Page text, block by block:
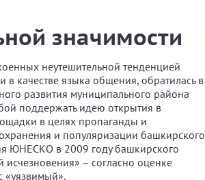
значимости
неутешительной тенденцией
качестве языка общения, обратилась в
развития муниципального района
поддержать идею открытия в
в целях пропаганды и
и популяризации башкирского
ЮНЕСКО в 2009 году башкирского
– согласно оценке
«уязвимый».